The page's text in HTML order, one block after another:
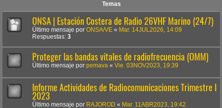
Temas
ONSA | Estación Costera de Radio 26VHF Marino (24/7)
Último mensaje por ONSA/VE « Mar. 14JUL2026, 14:09
Respuestas: 3
Proteger las bandas vitales de radiofrecuencia (OMM)
Último mensaje por pemava « Vie. 03NOV2023, 19:39
Informe Actividades de Radiocomunicaciones Trimestre I
2023
Último mensaje por RAJOROD « Mar. 11ABR2023, 19:42